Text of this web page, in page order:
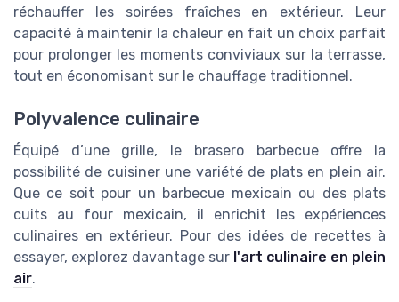
réchauffer les soirées fraîches en extérieur. Leur
capacité à maintenir la chaleur en fait un choix parfait
pour prolonger les moments conviviaux sur la terrasse,
tout en économisant sur le chauffage traditionnel.
Polyvalence culinaire
Équipé d’une grille, le brasero barbecue offre la
possibilité de cuisiner une variété de plats en plein air.
Que ce soit pour un barbecue mexicain ou des plats
cuits au four mexicain, il enrichit les expériences
culinaires en extérieur. Pour des idées de recettes à
essayer, explorez davantage sur l'art culinaire en plein
air.